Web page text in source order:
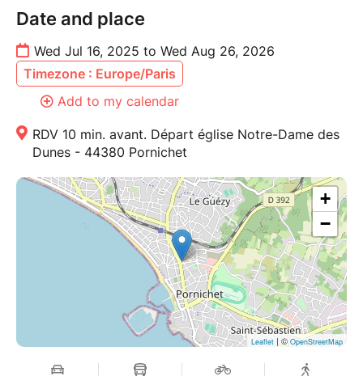
Date and place
Wed Jul 16, 2025 to Wed Aug 26, 2026
Timezone : Europe/Paris
Add to my calendar
RDV 10 min. avant. Départ église Notre-Dame des
Dunes - 44380 Pornichet
+
−
Leaflet | ©OpenStreetMap